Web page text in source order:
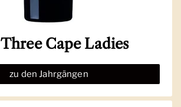
Cape Ladies
zu den Jahrgängen